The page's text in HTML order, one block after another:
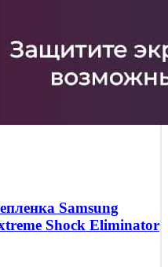
Samsung
Shock Eliminator